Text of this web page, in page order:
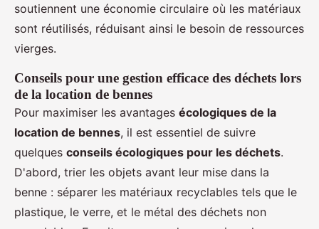
soutiennent une économie circulaire où les matériaux
sont réutilisés, réduisant ainsi le besoin de ressources
vierges.
Conseils pour une gestion efficace des déchets lors
de la location de bennes
Pour maximiser les avantages écologiques de la
location de bennes, il est essentiel de suivre
quelques conseils écologiques pour les déchets.
D'abord, trier les objets avant leur mise dans la
benne : séparer les matériaux recyclables tels que le
plastique, le verre, et le métal des déchets non